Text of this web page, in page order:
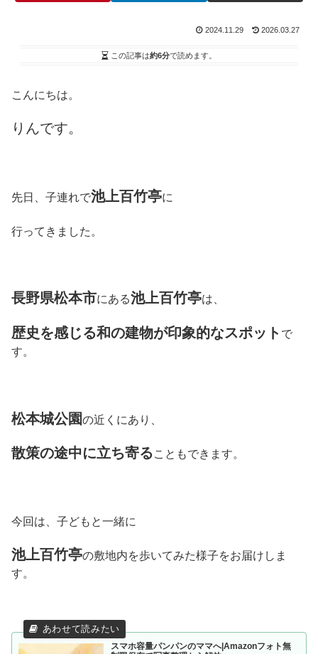
2024.11.29 2026.03.27
この記事は約6分で読めます。
こんにちは。
りんです。
先日、子連れで池上百竹亭に
行ってきました。
長野県松本市にある池上百竹亭は、
歴史を感じる和の建物が印象的なスポット で
す。
松本城公園の近くにあり、
散策の途中に立ち寄る こともできます。
今回は、子どもと一緒に
池上百竹亭の敷地内を歩いてみた様子をお届けしま
す。
スマホ容量パンパンのママへ|Amazonフォト無